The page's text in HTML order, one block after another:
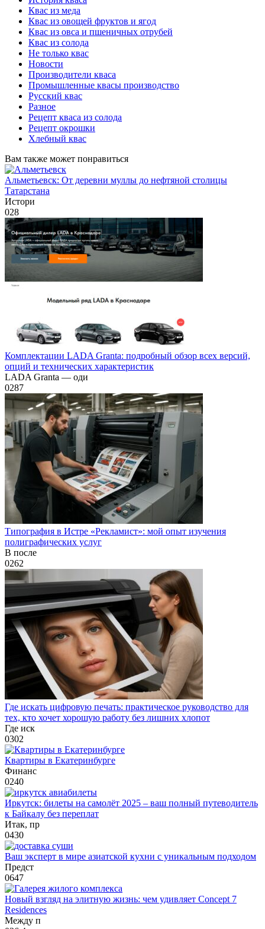
Квас из меда
Квас из овощей фруктов и ягод
Квас из овса и пшеничных отрубей
Квас из солода
Не только квас
Новости
Производители кваса
Промышленные квасы производство
Русский квас
Разное
Рецепт кваса из солода
Рецепт окрошки
Хлебный квас
Вам также может понравиться
Альметьевск: От деревни муллы до нефтяной столицы
Татарстана
Истори
028
Комплектации LADA Granta: подробный обзор всех версий,
опций и технических характеристик
LADA Granta — оди
0287
Типография в Истре «Рекламист»: мой опыт изучения
полиграфических услуг
В после
0262
Где искать цифровую печать: практическое руководство для
тех, кто хочет хорошую работу без лишних хлопот
Где иск
0302
Квартиры в Екатеринбурге
Финанс
0240
Иркутск: билеты на самолёт 2025 – ваш полный путеводитель
к Байкалу без переплат
Итак, пр
0430
Ваш эксперт в мире азиатской кухни с уникальным подходом
Предст
0647
Новый взгляд на элитную жизнь: чем удивляет Concept 7
Residences
Между п